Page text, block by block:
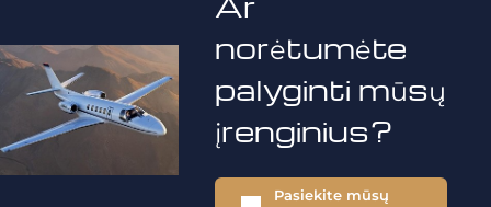
norėtumėte
palyginti mūsų
įrenginius?
Pasiekite mūsų